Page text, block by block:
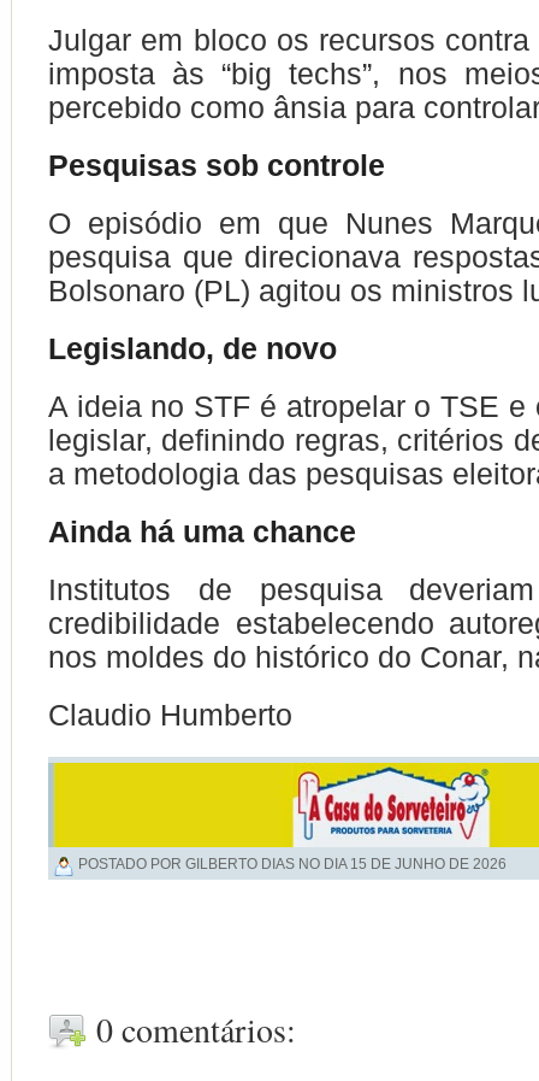
Julgar em bloco os recursos
imposta às “big techs”, nos
percebido como ânsia para
Pesquisas sob controle
O episódio em que Nunes
pesquisa que direcionava
Bolsonaro (PL) agitou os ministros
Legislando, de novo
A ideia no STF é atropelar o TSE e
legislar, definindo regras, critérios
a metodologia das pesquisas
Ainda há uma chance
Institutos de pesquisa
credibilidade estabelecendo
nos moldes do histórico do Conar,
Claudio Humberto
POSTADO POR GILBERTO DIAS NO DIA 15 DE JUNHO DE 2026
0 comentários: